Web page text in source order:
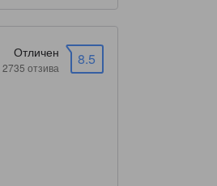
8.5
Отличен
2735 отзива